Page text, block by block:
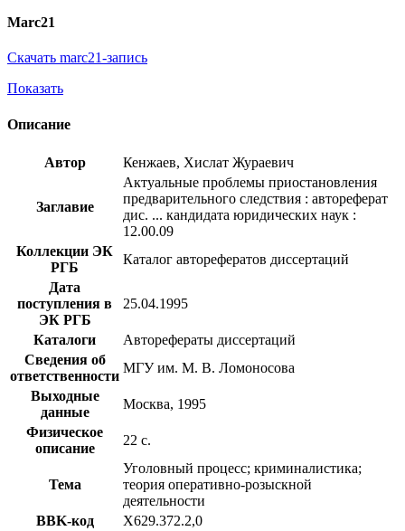
Marc21
Скачать marc21-запись
Показать
Описание
Автор Кенжаев, Хислат Жураевич
Заглавие
Актуальные проблемы приостановления
предварительного следствия : автореферат
дис. ... кандидата юридических наук :
12.00.09
Коллекции ЭК
РГБ
Каталог авторефератов диссертаций
Дата
поступления в
ЭК РГБ
25.04.1995
Каталоги
Авторефераты диссертаций
Сведения об
ответственности
МГУ им. М. В. Ломоносова
Выходные
данные
Москва, 1995
Физическое
описание
22 с.
Тема
Уголовный процесс; криминалистика;
теория оперативно-розыскной
деятельности
BBK-код
Х629.372.2,0